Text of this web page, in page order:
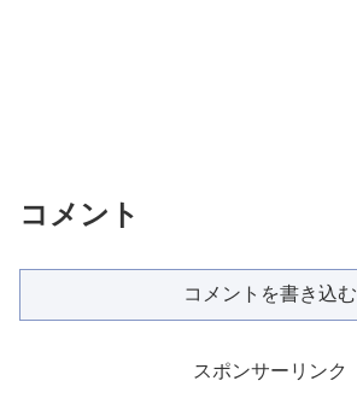
コメント
コメントを書き込む
スポンサーリンク